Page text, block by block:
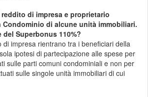
di impresa e proprietario
Condominio di alcune unità immobiliari.
Superbonus 110%?
di impresa rientrano tra i beneficiari della
ipotesi di partecipazione alle spese per
sulle parti comuni condominiali e non per
sulle singole unità immobiliari di cui